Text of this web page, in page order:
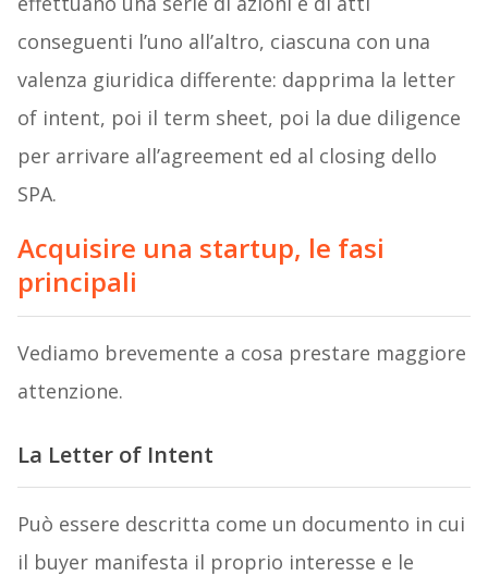
conseguenti l’uno all’altro, ciascuna con una
valenza giuridica differente: dapprima la letter
of intent, poi il term sheet, poi la due diligence
per arrivare all’agreement ed al closing dello
SPA.
Acquisire una startup, le fasi
principali
Vediamo brevemente a cosa prestare maggiore
attenzione.
La Letter of Intent
Può essere descritta come un documento in cui
il buyer manifesta il proprio interesse e le